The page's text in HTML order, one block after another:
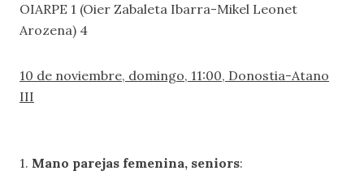
OIARPE 1 (Oier Zabaleta Ibarra-Mikel Leonet
Arozena) 4
10 de noviembre, domingo, 11:00, Donostia-Atano
III
1. Mano parejas femenina, seniors: